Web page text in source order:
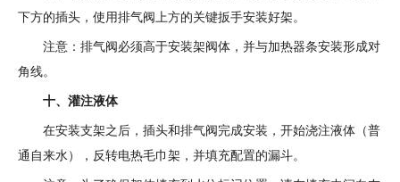
下方的插头，使用排气阀上方的关键扳手安装好架。
注意：排气阀必须高于安装架阀体，并与加热器条安装形成对
角线。
十、灌注液体
在安装支架之后，插头和排气阀完成安装，开始浇注液体（普
通自来水），反转电热毛巾架，并填充配置的漏斗。